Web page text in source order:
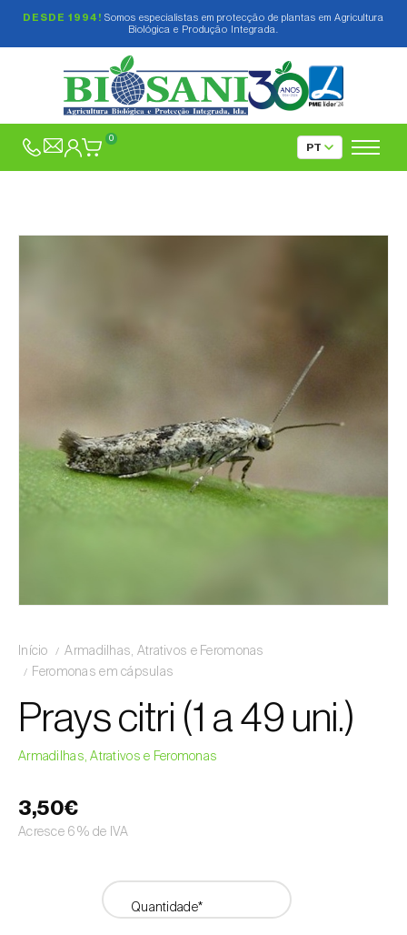
DESDE 1994! Somos especialistas em protecção de plantas em Agricultura
Biológica e Produção Integrada.
0
Início
Armadilhas, Atrativos e Feromonas
Feromonas em cápsulas
Prays citri (1 a 49 uni.)
Armadilhas, Atrativos e Feromonas
3,50€
Acresce 6% de IVA
Quantidade*